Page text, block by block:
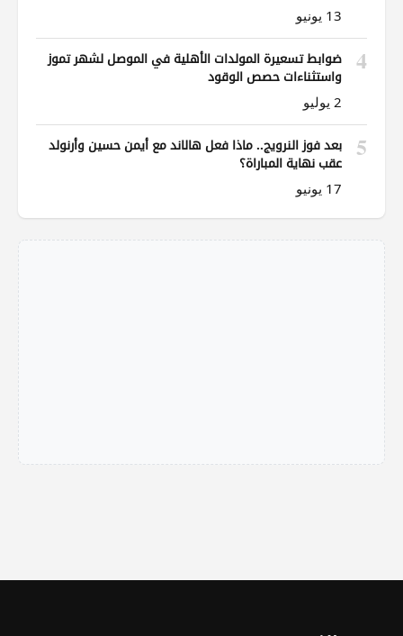
13 يونيو
4
ضوابط تسعيرة المولدات الأهلية في الموصل لشهر تموز
واستثناءات حصص الوقود
2 يوليو
5
بعد فوز النرويج.. ماذا فعل هالاند مع أيمن حسين وأرنولد
عقب نهاية المباراة؟
17 يونيو